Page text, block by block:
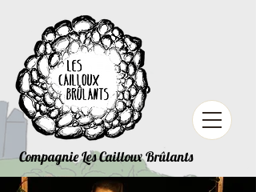
Compagnie Les Cailloux Brûlants